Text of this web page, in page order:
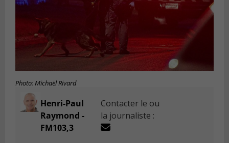
Photo: Michaël Rivard
Henri-Paul
Raymond -
FM103,3
Contacter le ou
la journaliste :